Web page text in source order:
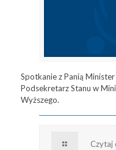
Spotkanie z Panią
Podsekretarz Stanu w
Wyższego.
Czytaj